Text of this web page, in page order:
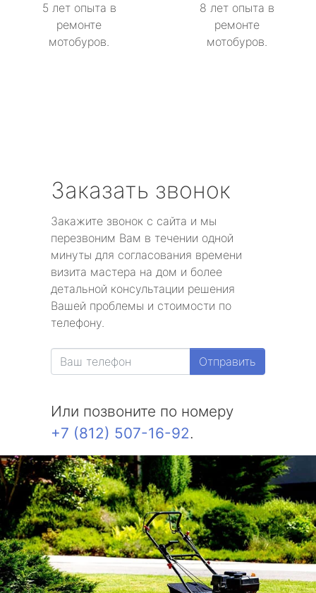
5 лет опыта в
ремонте
мотобуров.
8 лет опыта в
ремонте
мотобуров.
Заказать звонок
Закажите звонок с сайта и мы
перезвоним Вам в течении одной
минуты для согласования времени
визита мастера на дом и более
детальной консультации решения
Вашей проблемы и стоимости по
телефону.
Отправить
Или позвоните по номеру
+7 (812) 507-16-92.